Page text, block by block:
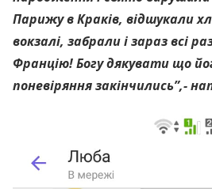
Парижу в Краків, відшукали
вокзалі, забрали і зараз всі
Францію! Богу дякувати що
поневіряння закінчились”,-